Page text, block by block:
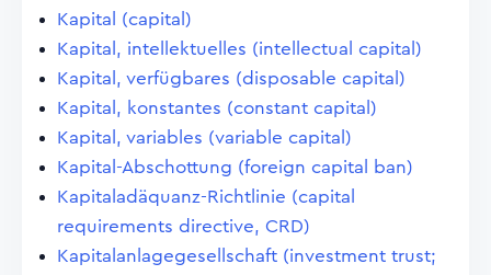
Kapital (capital)
Kapital, intellektuelles (intellectual capital)
Kapital, verfügbares (disposable capital)
Kapital, konstantes (constant capital)
Kapital, variables (variable capital)
Kapital-Abschottung (foreign capital ban)
Kapitaladäquanz-Richtlinie (capital
requirements directive, CRD)
Kapitalanlagegesellschaft (investment trust;